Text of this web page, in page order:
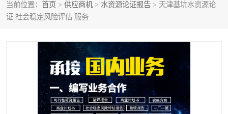
当前位置： 首页 > 供应商机 > 水资源论证报告 > 天津基坑水资源论
证 社会稳定风险评估 服务
节能评估报告